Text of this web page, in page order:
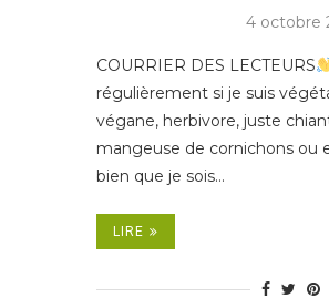
4 octobre
COURRIER DES LECTEURS
régulièrement si je suis
végane, herbivore, juste
mangeuse de cornichons ou
bien que je sois…
LIRE